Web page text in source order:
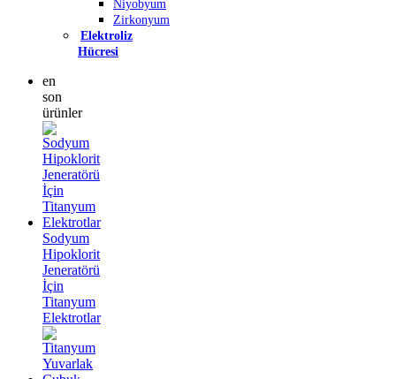
Niyobyum
Zirkonyum
Elektroliz
Hücresi
en
son
ürünler
Sodyum
Hipoklorit
Jeneratörü
İçin
Titanyum
Elektrotlar